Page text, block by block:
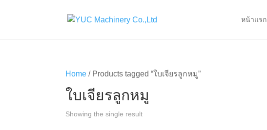
หน้าแรก
Home / Products tagged “ใบเจียรลูกหมู”
ใบเจียรลูกหมู
Showing the single result